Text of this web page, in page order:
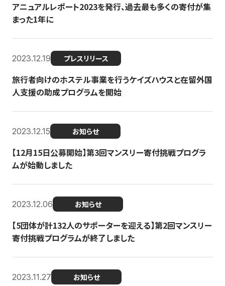
アニュアルレポート2023を発行、過去最も多くの寄付が集
まった1年に
2023.12.19 プレスリリース
旅行者向けのホステル事業を行うケイズハウスと在留外国
人支援の助成プログラムを開始
2023.12.15 お知らせ
【12月15日公募開始】第3回マンスリー寄付挑戦プログラ
ムが始動しました
2023.12.06 お知らせ
【5団体が計132人のサポーターを迎える】第2回マンスリー
寄付挑戦プログラムが終了しました
2023.11.27 お知らせ